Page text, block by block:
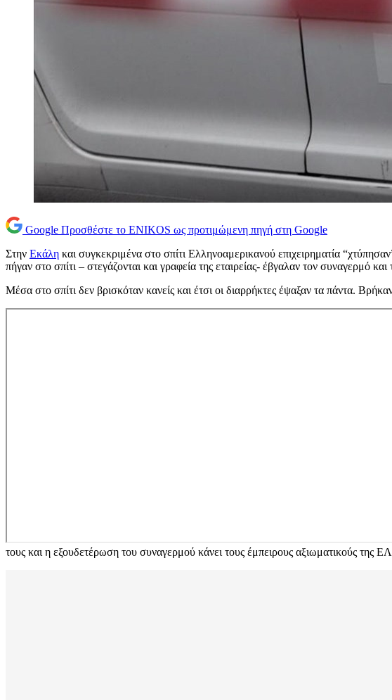
Google Προσθέστε το ENIKOS ως προτιμώμενη πηγή στη Google
Στην Εκάλη και συγκεκριμένα στο σπίτι Ελληνοαμερικανού επιχειρηματία
πήγαν στο σπίτι – στεγάζονται και γραφεία της εταιρείας- έβγαλαν τον συναγερμό
Μέσα στο σπίτι δεν βρισκόταν κανείς και έτσι οι διαρρήκτες έψαξαν τα πάντα.
τους και η εξουδετέρωση του συναγερμού κάνει τους έμπειρους αξιωματικούς της